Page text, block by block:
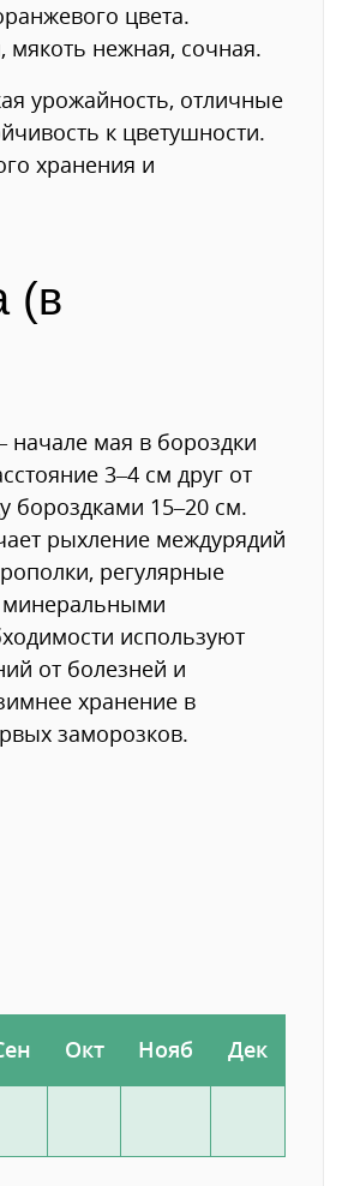
цвета.
нежная, сочная.
урожайность, отличные
к цветушности.
хранения и
(в
мая в бороздки
3–4 см друг от
бороздками 15–20 см.
рыхление междурядий
регулярные
минеральными
ис­пользуют
от болезней и
хранение в
заморозков.
Окт Нояб Дек